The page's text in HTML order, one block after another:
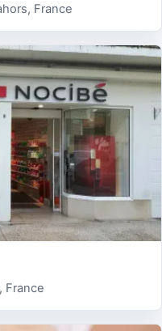
France
France